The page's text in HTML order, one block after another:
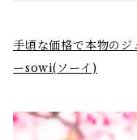
手頃な価格で本物のジ
ーsowi(ソーイ)